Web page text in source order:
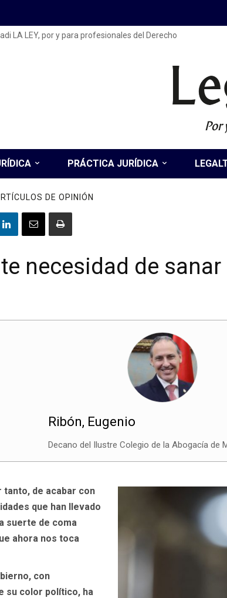
LA LEY, por y para profesionales del Derecho
Por
PRÁCTICA JURÍDICA
DE OPINIÓN
necesidad de
Ribón, Eugenio
Decano del Ilustre Colegio de la Abogacía de
tanto, de acabar con
que han llevado
suerte de coma
ahora nos toca
con
su color político, ha